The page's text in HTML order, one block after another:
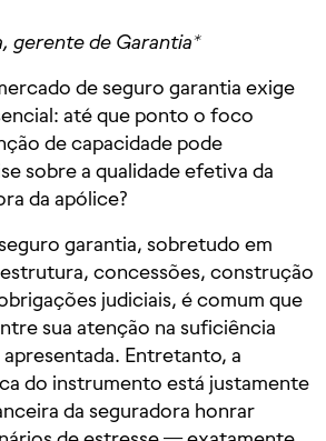
gerente de Garantia*
de seguro garantia exige
até que ponto o foco
de capacidade pode
sobre a qualidade efetiva da
da apólice?
garantia, sobretudo em
concessões, construção
judiciais, é comum que
sua atenção na suficiência
Entretanto, a
do instrumento está justamente
da seguradora honrar